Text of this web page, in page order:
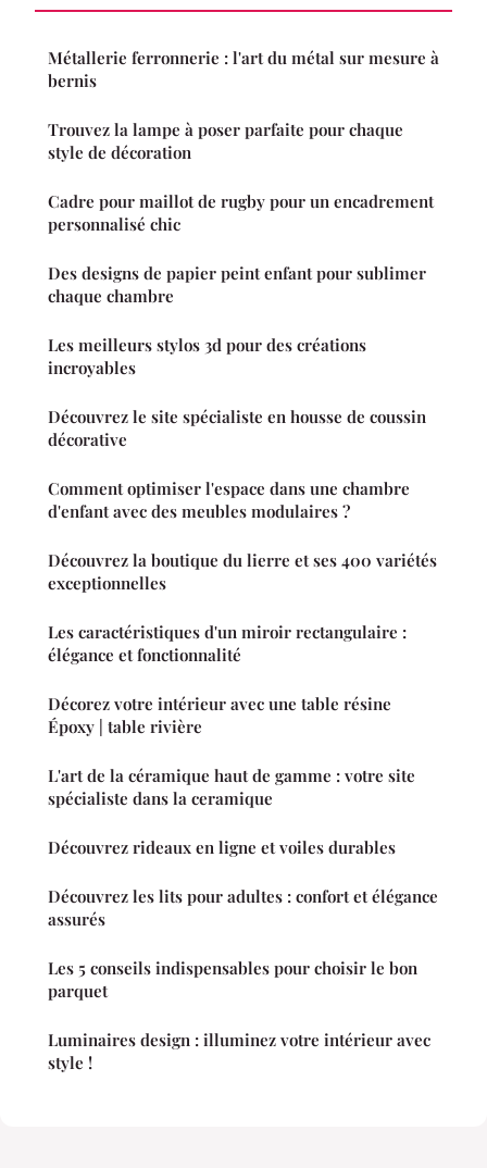
Métallerie ferronnerie : l'art du métal sur mesure à
bernis
Trouvez la lampe à poser parfaite pour chaque
style de décoration
Cadre pour maillot de rugby pour un encadrement
personnalisé chic
Des designs de papier peint enfant pour sublimer
chaque chambre
Les meilleurs stylos 3d pour des créations
incroyables
Découvrez le site spécialiste en housse de coussin
décorative
Comment optimiser l'espace dans une chambre
d'enfant avec des meubles modulaires ?
Découvrez la boutique du lierre et ses 400 variétés
exceptionnelles
Les caractéristiques d'un miroir rectangulaire :
élégance et fonctionnalité
Décorez votre intérieur avec une table résine
Époxy | table rivière
L'art de la céramique haut de gamme : votre site
spécialiste dans la ceramique
Découvrez rideaux en ligne et voiles durables
Découvrez les lits pour adultes : confort et élégance
assurés
Les 5 conseils indispensables pour choisir le bon
parquet
Luminaires design : illuminez votre intérieur avec
style !